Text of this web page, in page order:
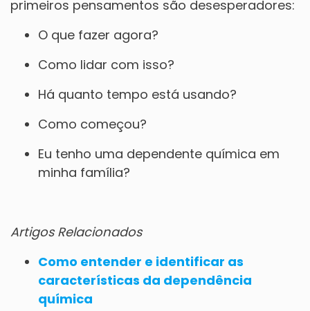
primeiros pensamentos são desesperadores:
O que fazer agora?
Como lidar com isso?
Há quanto tempo está usando?
Como começou?
Eu tenho uma dependente química em
minha família?
Artigos Relacionados
Como entender e identificar as
características da dependência
química